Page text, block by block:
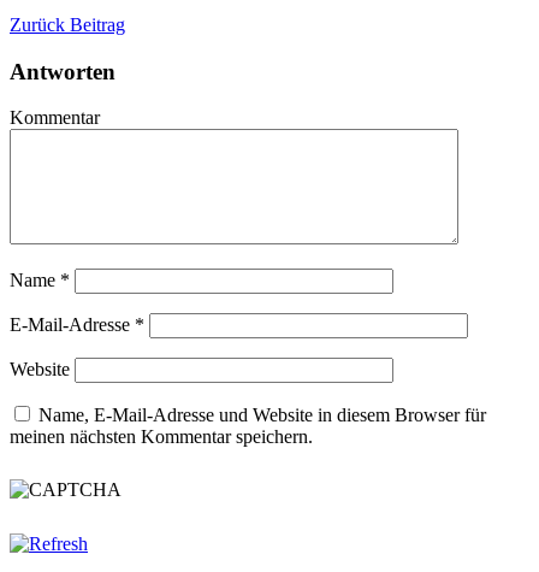
Zurück Beitrag
Antworten
Kommentar
Name *
E-Mail-Adresse *
Website
Name, E-Mail-Adresse und Website in diesem Browser für
meinen nächsten Kommentar speichern.